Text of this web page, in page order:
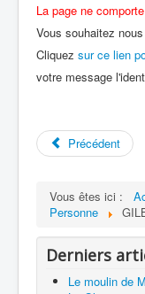
La page ne
Vous souhaitez
Cliquez sur ce lien
votre message
Précédent
Vous êtes ici :
Personne
Derniers
Le moulin de